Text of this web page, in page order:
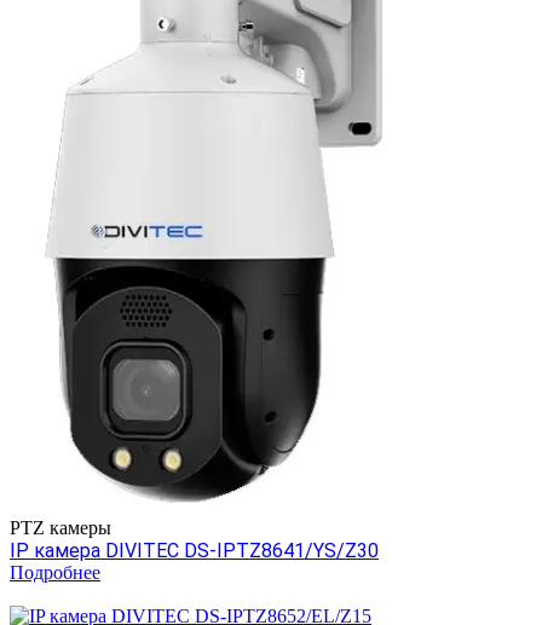
PTZ камеры
IP камера DIVITEC DS-IPTZ8641/YS/Z30
Подробнее